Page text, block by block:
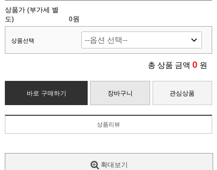
상품가 (부가세 별
도)
0원
상품선택
총 상품 금액 0 원
바로 구매하기 장바구니 관심상품
상품리뷰
확대보기